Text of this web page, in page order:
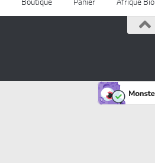
Boutique Panier Afrique Bio